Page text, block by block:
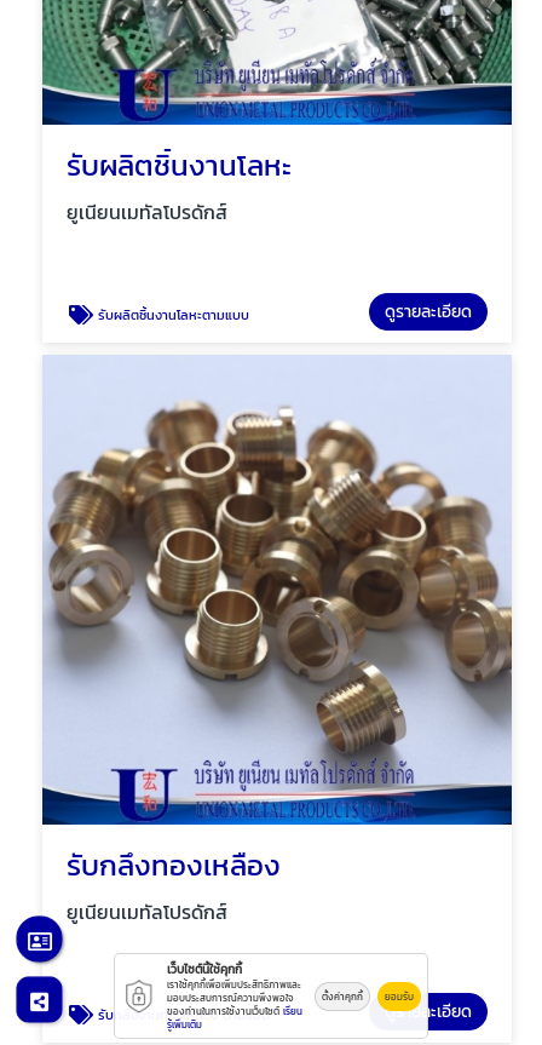
รับผลิตชิ้นงานโลหะ
ยูเนียนเมทัลโปรดักส์
รับผลิตชิ้นงานโลหะตามแบบ ดูรายละเอียด
รับกลึงทองเหลือง
ยูเนียนเมทัลโปรดักส์
รับกลึงงานทองเหลือง ตามแบบ ดูรายละเอียด
เว็บไซต์นี้ใช้คุกกี้
เราใช้คุกกี้เพื่อเพิ่มประสิทธิภาพและ
มอบประสบการณ์ความพึงพอใจ
ของท่านในการใช้งานเว็บไซต์ เรียน
รู้เพิ่มเติม
ตั้งค่าคุกกี้ ยอมรับ